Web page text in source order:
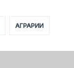
АГРАРИИ